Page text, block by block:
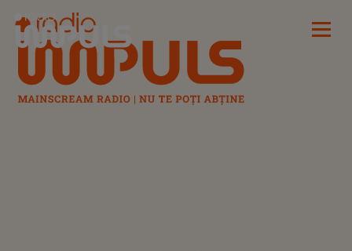
Radio Impuls